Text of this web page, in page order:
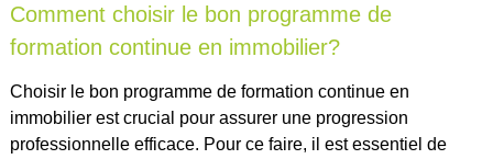
Comment choisir le bon programme de
formation continue en immobilier?
Choisir le bon programme de formation continue en
immobilier est crucial pour assurer une progression
professionnelle efficace. Pour ce faire, il est essentiel de